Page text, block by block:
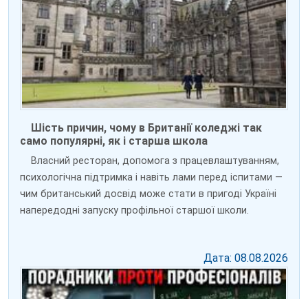
Шість причин, чому в Британії коледжі так
само популярні, як і старша школа
Власний ресторан, допомога з працевлаштуванням,
психологічна підтримка і навіть лами перед іспитами —
чим британський досвід може стати в пригоді Україні
напередодні запуску профільної старшої школи.
Дата: 08.08.2026